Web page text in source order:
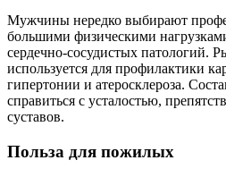
Мужчины нередко выбирают
большими физическими
сердечно-сосудистых патологий.
используется для профилактики
гипертонии и атеросклероза.
справиться с усталостью,
суставов.
Польза для пожилых